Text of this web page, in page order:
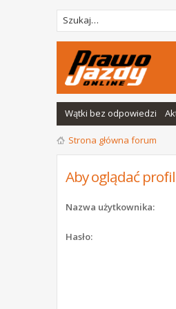
Wątki bez odpowiedzi
Strona główna forum
Aby oglądać
Nazwa użytkownika:
Hasło: